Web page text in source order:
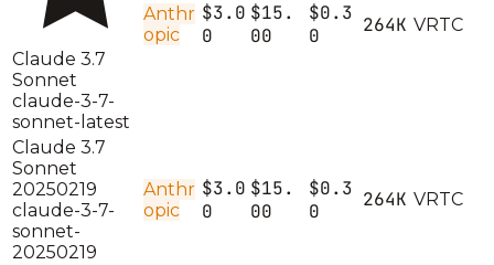
Claude 3.7
Sonnet
claude-3-7-
sonnet-latest
Anthr
opic
$3.0
0
$15.
00
$0.3
0
264K VRTC
Claude 3.7
Sonnet
20250219
claude-3-7-
sonnet-
20250219
Anthr
opic
$3.0
0
$15.
00
$0.3
0
264K VRTC